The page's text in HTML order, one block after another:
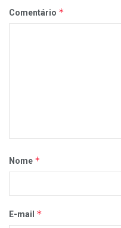
Comentário *
Nome *
E-mail *